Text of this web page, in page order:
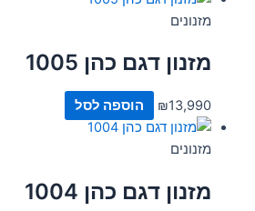
מזנונים
מזנון דגם כהן 1005
₪13,990 הוספה לסל
מזנונים
מזנון דגם כהן 1004